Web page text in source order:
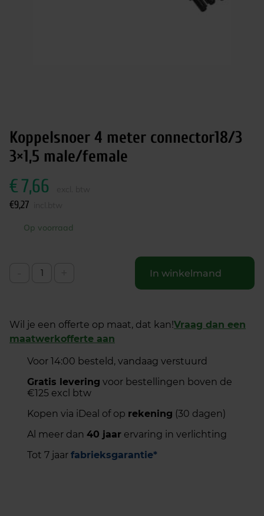
Koppelsnoer 4 meter connector18/3
3×1,5 male/female
€7,66
€9,27
Op voorraad
In winkelmand
Wil je een offerte op maat, dat kan!Vraag dan een
maatwerkofferte aan
Voor 14:00 besteld, vandaag verstuurd
Gratis levering voor bestellingen boven de
€125 excl btw
Kopen via iDeal of op rekening (30 dagen)
Al meer dan 40 jaar ervaring in verlichting
Tot 7 jaar fabrieksgarantie*